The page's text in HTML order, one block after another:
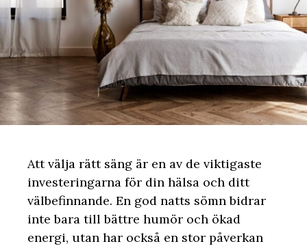
Att välja rätt säng är en av de viktigaste
investeringarna för din hälsa och ditt
välbefinnande. En god natts sömn bidrar
inte bara till bättre humör och ökad
energi, utan har också en stor påverkan